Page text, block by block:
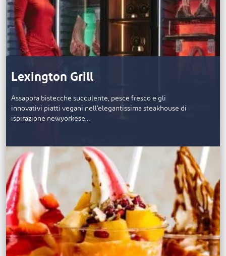
Lexington Grill
Assapora bistecche succulente, pesce fresco e gli
innovativi piatti vegani nell’elegantissima steakhouse di
ispirazione newyorkese…